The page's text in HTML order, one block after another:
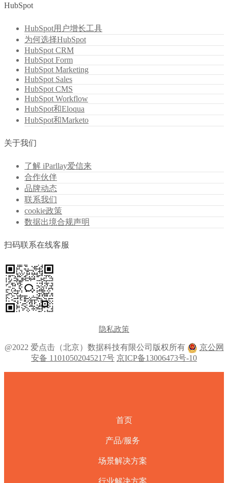
HubSpot
HubSpot用户增长工具
为何选择HubSpot
HubSpot CRM
HubSpot Form
HubSpot Marketing
HubSpot Sales
HubSpot CMS
HubSpot Workflow
HubSpot和Eloqua
HubSpot和Marketo
关于我们
了解 iParllay爱信来
合作伙伴
品牌动态
联系我们
cookie政策
数据出境合规声明
扫码联系在线客服
隐私政策
@2022 爱点击（北京）数据科技有限公司版权所有
京公网
安备 11010502045217号 京ICP备13006473号-10
首页
产品/服务
场景解决方案
行业解决方案